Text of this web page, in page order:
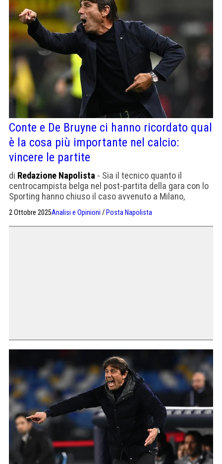
Conte e De Bruyne ci hanno ricordato qual
è la cosa più importante nel calcio:
vincere le partite
di Redazione Napolista - Sia il tecnico quanto il
centrocampista belga nel post-partita della gara con lo
Sporting hanno chiuso il caso avvenuto a Milano,
specificando la loro grande sete di vittoria
2 Ottobre 2025Analisi e Opinioni /Posta Napolista